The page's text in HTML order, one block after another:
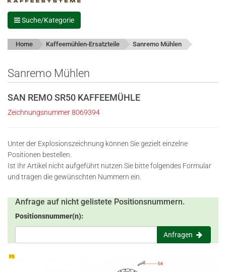
Suche/Kategorie
Home Kaffeemühlen-Ersatzteile Sanremo Mühlen
Sanremo Mühlen
SAN REMO SR50 KAFFEEMÜHLE
Zeichnungsnummer 8069394
Unter der Explosionszeichnung können Sie gezielt einzelne
Positionen bestellen.
Ist Ihr Artikel nicht aufgeführt nutzen Sie bitte folgendes Formular
und tragen die gewünschten Nummern ein.
Anfrage auf nicht gelistete Positionsnummern.
Positionsnummer(n):
Anfragen